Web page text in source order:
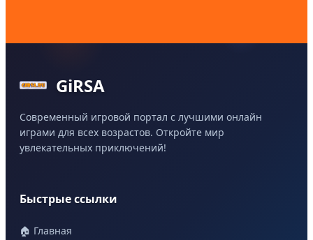
GiRSA
Современный игровой портал с лучшими онлайн
играми для всех возрастов. Откройте мир
увлекательных приключений!
Быстрые ссылки
🏠 Главная